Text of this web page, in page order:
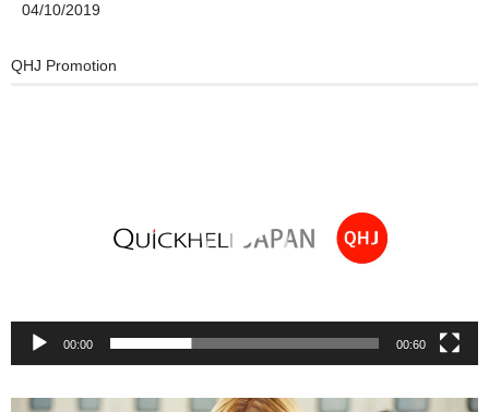
04/10/2019
QHJ Promotion
00:00 00:60